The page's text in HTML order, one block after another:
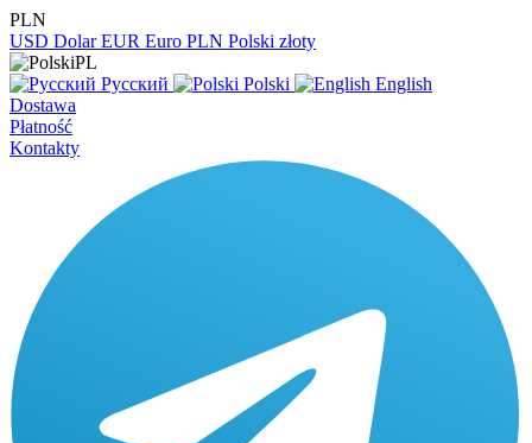
PLN
USD Dolar EUR Euro PLN Polski złoty
PL
Русский
Polski
English
Dostawa
Płatność
Kontakty